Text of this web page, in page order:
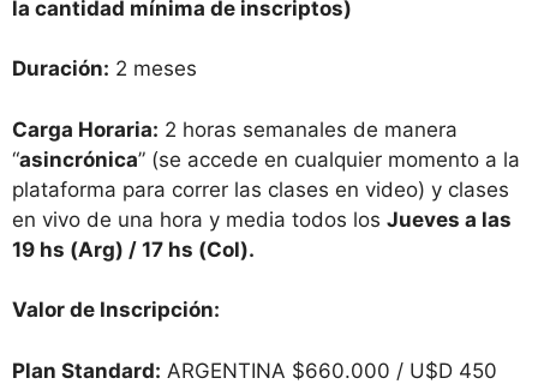
la cantidad mínima de inscriptos)
Duración: 2 meses
Carga Horaria: 2 horas semanales de manera
“asincrónica” (se accede en cualquier momento a la
plataforma para correr las clases en video) y clases
en vivo de una hora y media todos los Jueves a las
19 hs (Arg) / 17 hs (Col).
Valor de Inscripción:
Plan Standard: ARGENTINA $660.000 / U$D 450